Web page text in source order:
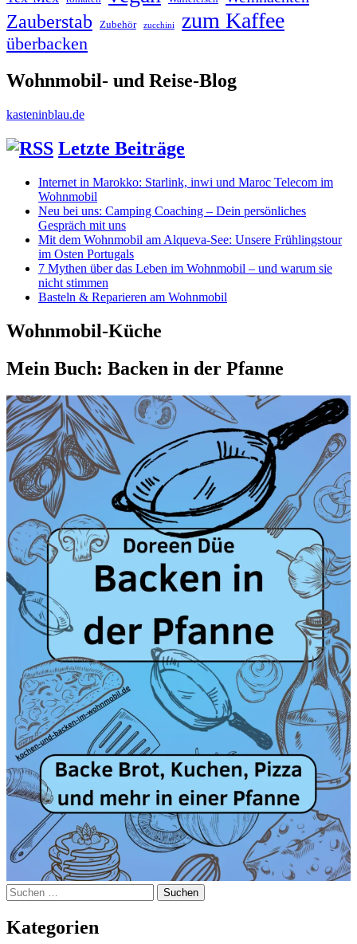
Zauberstab Zubehör zucchini zum Kaffee
überbacken
Wohnmobil- und Reise-Blog
kasteninblau.de
Letzte Beiträge
Internet in Marokko: Starlink, inwi und Maroc Telecom im
Wohnmobil
Neu bei uns: Camping Coaching – Dein persönliches
Gespräch mit uns
Mit dem Wohnmobil am Alqueva-See: Unsere Frühlingstour
im Osten Portugals
7 Mythen über das Leben im Wohnmobil – und warum sie
nicht stimmen
Basteln & Reparieren am Wohnmobil
Wohnmobil-Küche
Mein Buch: Backen in der Pfanne
Suchen
nach:
Kategorien